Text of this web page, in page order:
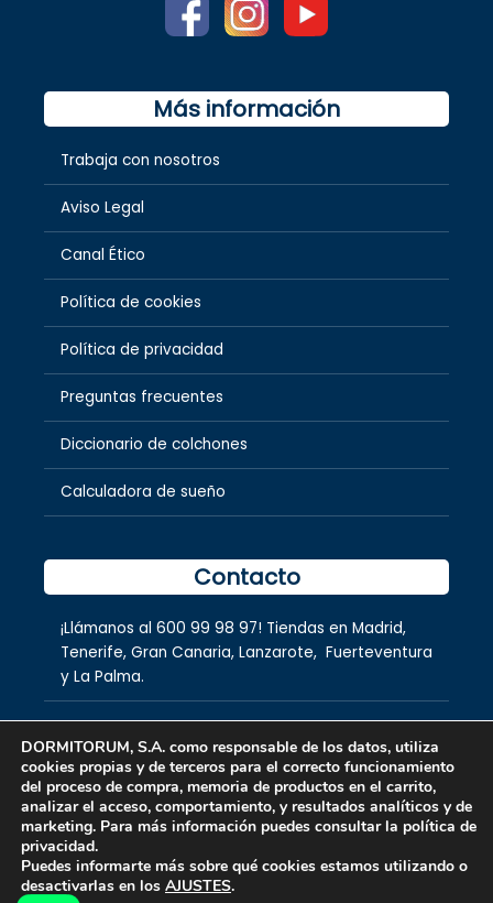
Más información
Trabaja con nosotros
Aviso Legal
Canal Ético
Política de cookies
Política de privacidad
Preguntas frecuentes
Diccionario de colchones
Calculadora de sueño
Contacto
¡Llámanos al 600 99 98 97! Tiendas en Madrid,
Tenerife, Gran Canaria, Lanzarote, Fuerteventura
y La Palma.
Copyright © 2026 dormitorum S.A.
DORMITORUM, S.A. como responsable de los datos, utiliza
cookies propias y de terceros para el correcto funcionamiento
del proceso de compra, memoria de productos en el carrito,
analizar el acceso, comportamiento, y resultados analíticos y de
marketing. Para más información puedes consultar la política de
privacidad.
Puedes informarte más sobre qué cookies estamos utilizando o
desactivarlas en los AJUSTES.